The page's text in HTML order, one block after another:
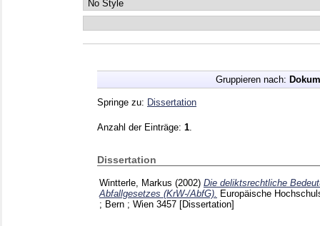
Gruppieren nach:
Springe zu: Dissertation
Anzahl der Einträge: 1
Dissertation
Wintterle, Markus (2002) Die deliktsrechtliche
Abfallgesetzes (KrW-/AbfG).
Europäische
; Bern ; Wien 3457 [Dissertation]